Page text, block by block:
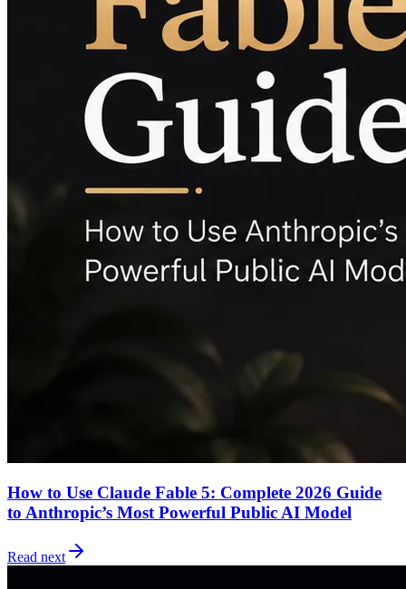
How to Use Claude Fable 5: Complete 2026 Guide
to Anthropic’s Most Powerful Public AI Model
Read next